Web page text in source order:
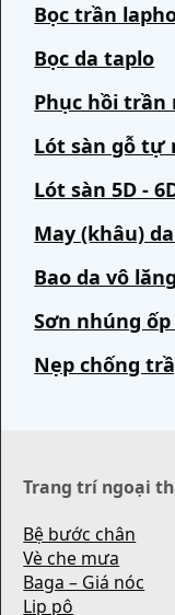
Bọc trần
Bọc da taplo
Phục hồi trần
Lót sàn gỗ tự
Lót sàn 5D -
May (khâu)
Bao da vô lăng
Sơn nhúng
Nẹp chống
Trang trí ngoại
Bệ bước chân
Vè che mưa
Baga – Giá nóc
Lip pô